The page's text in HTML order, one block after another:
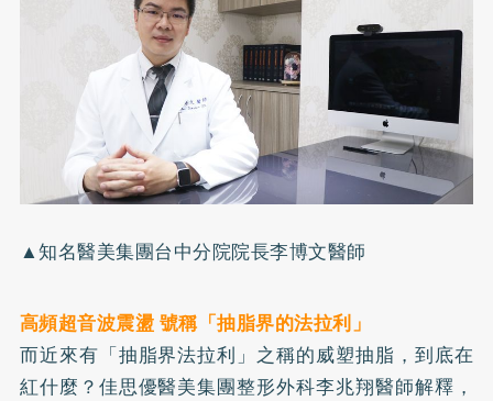
▲知名醫美集團台中分院院長李博文醫師
高頻超音波震盪 號稱「抽脂界的法拉利」
而近來有「抽脂界法拉利」之稱的威塑抽脂，到底在
紅什麼？佳思優醫美集團整形外科李兆翔醫師解釋，